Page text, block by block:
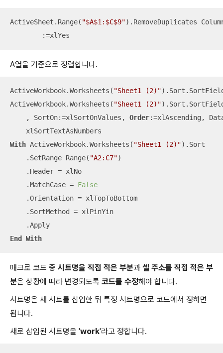
ActiveSheet.Range( "$A$1:$C$9").RemoveDuplicates
	:=xlYes
A열을 기준으로 정렬합니다.
ActiveWorkbook.Worksheets( "Sheet1 (2)"
ActiveWorkbook.Worksheets( "Sheet1 (2)"
    , SortOn:=xlSortOnValues,
Order:=xlAscending,
With ActiveWorkbook.Worksheets( "Sheet1 (2)").Sort
    .SetRange Range(
"A2:C7")
    .Header = xlNo
    .MatchCase =
False
    .Orientation = xlTopToBottom
    .SortMethod = xlPinYin
End
With
매크로 코드 중 시트명을 직접 적은 부분과 셀 주소를 직접 적은 부
분은 상황에 따라 변경되도록 코드를 수정해야 합니다.
시트명은 새 시트를 삽입한 뒤 특정 시트명으로 코드에서 정하면
됩니다.
새로 삽입된 시트명을 'work'라고 정합니다.